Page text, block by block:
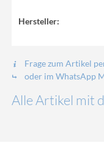
Hersteller:
Frage zum Artikel
oder im WhatsApp
Alle Artikel mit